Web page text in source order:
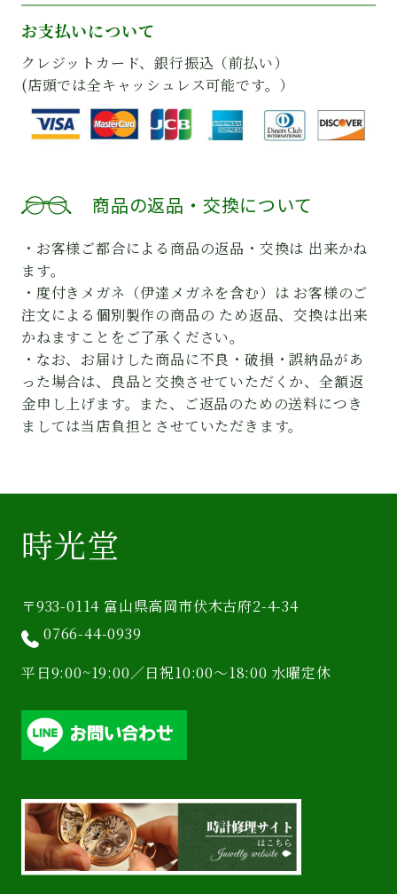
お支払いについて
クレジットカード、銀行振込（前払い）
(店頭では全キャッシュレス可能です。）
商品の返品・交換について
・お客様ご都合による商品の返品・交換は 出来かね
ます。
・度付きメガネ（伊達メガネを含む）は お客様のご
注文による個別製作の商品の ため返品、交換は出来
かねますことをご了承ください。
・なお、お届けした商品に不良・破損・誤納品があ
った場合は、良品と交換させていただくか、全額返
金申し上げます。また、ご返品のための送料につき
ましては当店負担とさせていただきます。
時光堂
〒933-0114 富山県高岡市伏木古府2-4-34
0766-44-0939
平日9:00~19:00／日祝10:00〜18:00 水曜定休